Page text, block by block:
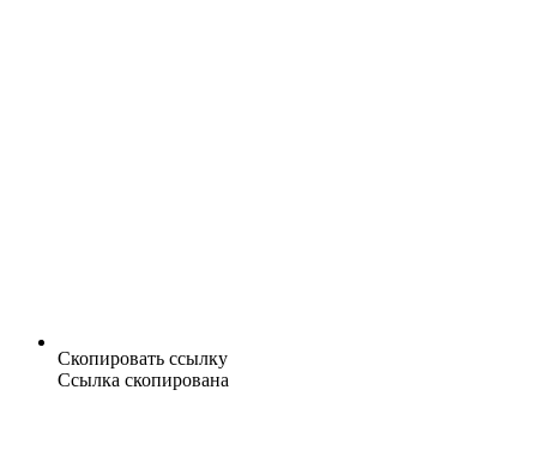
Скопировать ссылку
Ссылка скопирована